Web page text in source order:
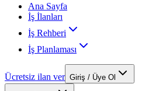
Ana Sayfa
İş İlanları
İş Rehberi
İş Planlaması
Ücretsiz ilan ver Giriş / Üye Ol